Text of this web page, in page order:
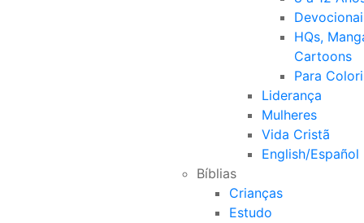
HQs,
Cartoons
Para
Liderança
Mulheres
Vida Cristã
English/Español
Bíblias
Crianças
Estudo